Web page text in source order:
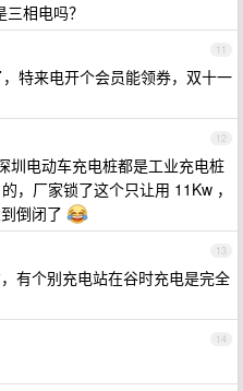
相电吗？
11
特来电开个会员能领券，双十一
12
圳电动车充电桩都是工业充电桩
，厂家锁了这个只让用 11Kw ，
倒闭了
13
有个别充电站在谷时充电是完全
14